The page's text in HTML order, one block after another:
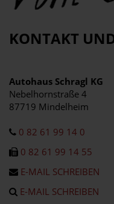
KONTAKT
Autohaus Schragl KG
Nebelhornstraße 4
87719 Mindelheim
0 82 61 99 14 0
0 82 61 99 14 55
E-MAIL SCHREIBEN
E-MAIL SCHREIBEN